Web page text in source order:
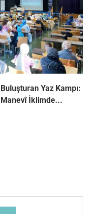
Yaz Kampı:
İklimde...